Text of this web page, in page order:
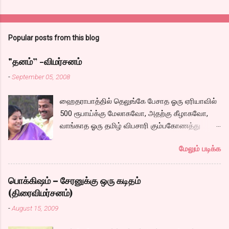
Popular posts from this blog
"தனம்” -விமர்சனம்
-September 05, 2008
ஹைதராபாத்தில் தெலுங்கே பேசாத ஓரு ஏரியாவில்
500 ரூபாய்க்கு மேலாகவோ, அதற்கு கீழாகவோ,
வாங்காத ஓரு தமிழ் விபசாரி கும்பகோணத்து
வாழ்கைபடுகிறாள். அவளுடய வாழ்கை எப்படி
அமைந்தது? என்ற ஓரு நல்ல லைனை , சங்கீதா
தன்னுடய இடுப்பை சுழற்றி, சுழற்றி நடப்பதை போல்
சும்மா, சுத்தி, சுத்தி குழப்பி, நம்பமுடியாத
திரைக்கதையால் சொதப்பி,சங்கீதாவை ஏதோ
மேலும் படிக்க
பொக்கிஷம் – சேரனுக்கு ஒரு கடிதம்
(திரைவிமர்சனம்)
-August 15, 2009